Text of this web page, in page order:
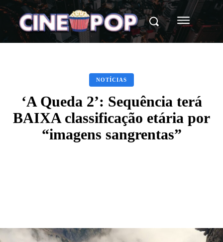
NOTÍCIAS
‘A Queda 2’: Sequência terá
BAIXA classificação etária por
“imagens sangrentas”